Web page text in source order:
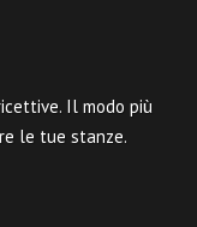
Il modo più
le tue stanze.